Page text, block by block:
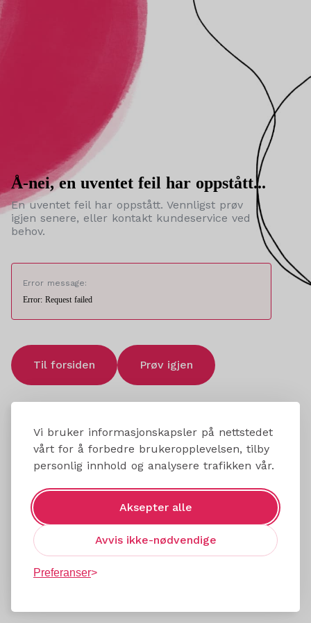
Vi bruker informasjonskapsler på nettstedet
vårt for å forbedre brukeropplevelsen, tilby
personlig innhold og analysere trafikken vår.
Aksepter alle
Avvis ikke-nødvendige
Preferanser
Å-nei, en uventet feil har oppstått...
En uventet feil har oppstått. Vennligst prøv
igjen senere, eller kontakt kundeservice ved
behov.
Error message:
Error: Request failed
Til forsiden Prøv igjen